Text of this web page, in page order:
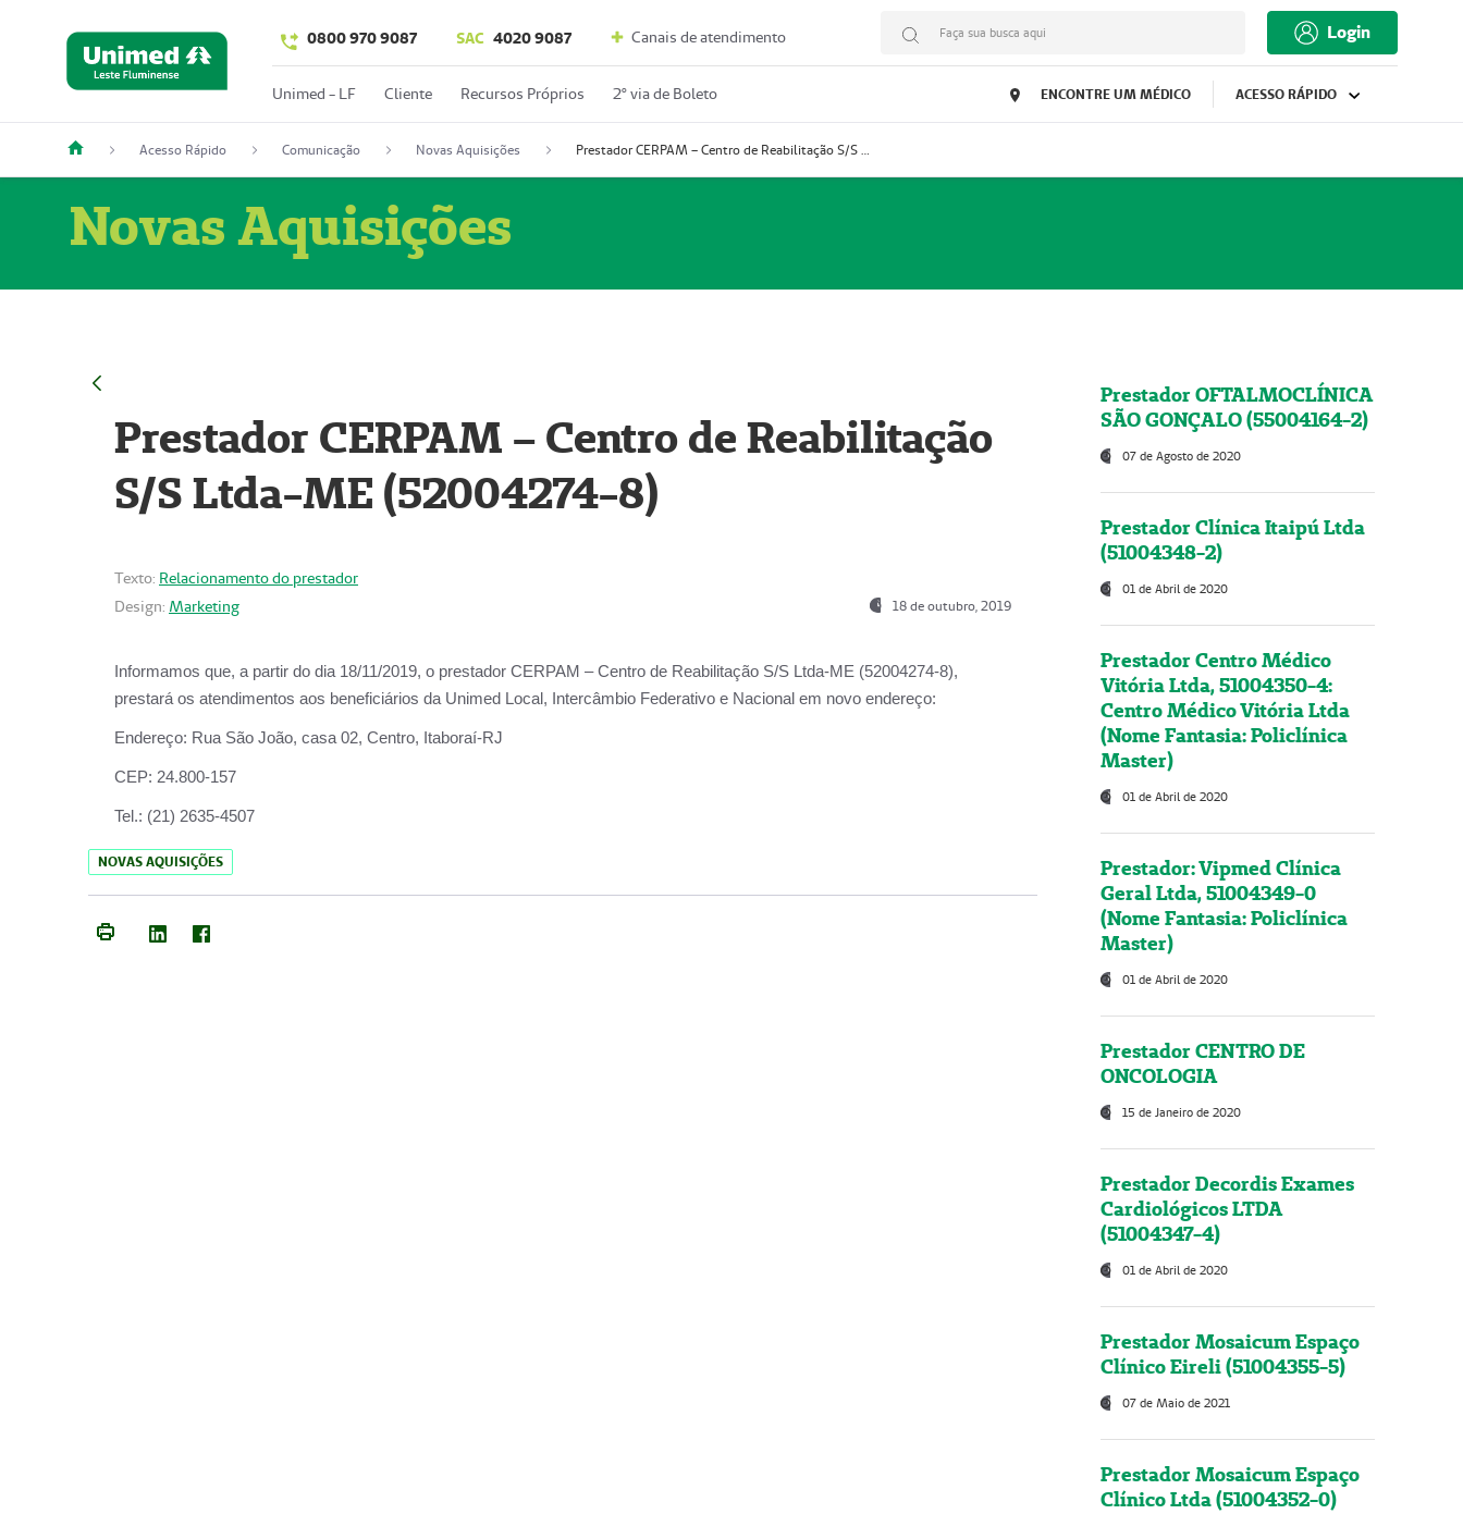
0800 970 9087 SAC 4020 9087 Canais de atendimento Faça sua busca aqui Login
Unimed - LF Cliente Recursos Próprios 2º via de Boleto ENCONTRE UM MÉDICO ACESSO RÁPIDO
Acesso Rápido Comunicação Novas Aquisições Prestador CERPAM – Centro de Reabilitação S/S Ltda-ME (52004274-8)
Novas Aquisições
Prestador CERPAM – Centro de Reabilitação
S/S Ltda-ME (52004274-8)
Texto: Relacionamento do prestador
Design: Marketing 18 de outubro, 2019
Informamos que, a partir do dia 18/11/2019, o prestador CERPAM – Centro de Reabilitação S/S Ltda-ME (52004274-8),
prestará os atendimentos aos beneficiários da Unimed Local, Intercâmbio Federativo e Nacional em novo endereço:
Endereço: Rua São João, casa 02, Centro, Itaboraí-RJ
CEP: 24.800-157
Tel.: (21) 2635-4507
NOVAS AQUISIÇÕES
Prestador OFTALMOCLÍNICA
SÃO GONÇALO (55004164-2)
07 de Agosto de 2020
Prestador Clínica Itaipú Ltda
(51004348-2)
01 de Abril de 2020
Prestador Centro Médico
Vitória Ltda, 51004350-4:
Centro Médico Vitória Ltda
(Nome Fantasia: Policlínica
Master)
01 de Abril de 2020
Prestador: Vipmed Clínica
Geral Ltda, 51004349-0
(Nome Fantasia: Policlínica
Master)
01 de Abril de 2020
Prestador CENTRO DE
ONCOLOGIA
15 de Janeiro de 2020
Prestador Decordis Exames
Cardiológicos LTDA
(51004347-4)
01 de Abril de 2020
Prestador Mosaicum Espaço
Clínico Eireli (51004355-5)
07 de Maio de 2021
Prestador Mosaicum Espaço
Clínico Ltda (51004352-0)